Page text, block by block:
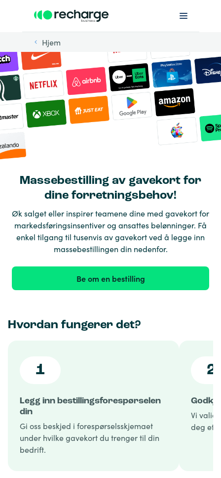
Hjem
Massebestilling av gavekort for
dine forretningsbehov!
Øk salget eller inspirer teamene dine med gavekort for
markedsføringsinsentiver og ansattes belønninger. Få
enkel tilgang til tusenvis av gavekort ved å legge inn
massebestillingen din nedenfor.
Be om en bestilling
Hvordan fungerer det?
1
Legg inn bestillingsforespørselen
din
Gi oss beskjed i forespørselsskjemaet
under hvilke gavekort du trenger til din
bedrift.
2
Vi
deg et